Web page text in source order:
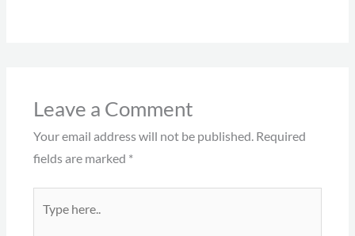
Leave a Comment
Your email address will not be published. Required
fields are marked *
here..